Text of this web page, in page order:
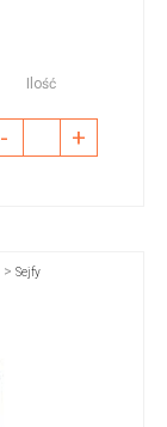
Ilość
- +
> Sejfy